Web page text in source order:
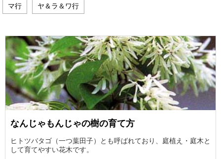
マ行
ヤ＆ラ＆ワ行
GREEN
LIST
なんじゃもんじゃの樹の育て方
ヒトツバタゴ（一つ葉田子）とも呼ばれており、庭植え・庭木と
して育てやすい花木です。